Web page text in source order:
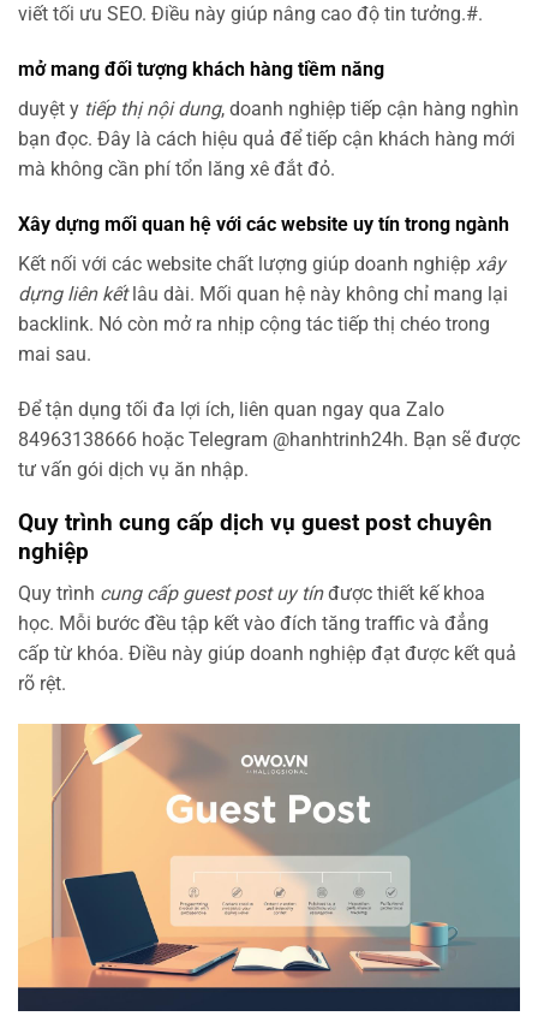
viết tối ưu SEO. Điều này giúp nâng cao độ tin tưởng.#.
mở mang đối tượng khách hàng tiềm năng
duyệt y tiếp thị nội dung, doanh nghiệp tiếp cận hàng nghìn
bạn đọc. Đây là cách hiệu quả để tiếp cận khách hàng mới
mà không cần phí tổn lăng xê đắt đỏ.
Xây dựng mối quan hệ với các website uy tín trong ngành
Kết nối với các website chất lượng giúp doanh nghiệp xây
dựng liên kếtlâu dài. Mối quan hệ này không chỉ mang lại
backlink. Nó còn mở ra nhịp cộng tác tiếp thị chéo trong
mai sau.
Để tận dụng tối đa lợi ích, liên quan ngay qua Zalo
84963138666 hoặc Telegram @hanhtrinh24h. Bạn sẽ được
tư vấn gói dịch vụ ăn nhập.
Quy trình cung cấp dịch vụ guest post chuyên
nghiệp
Quy trình cung cấp guest post uy tínđược thiết kế khoa
học. Mỗi bước đều tập kết vào đích tăng traffic và đẳng
cấp từ khóa. Điều này giúp doanh nghiệp đạt được kết quả
rõ rệt.